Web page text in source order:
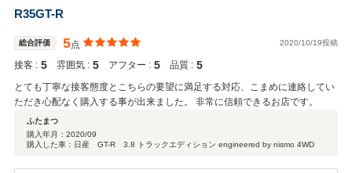
安心いたしました。 お車の使用方法など、不明な点などございました
R35GT-R
総合評価 5点 2020/10/19投稿
接客 : 5 雰囲気 : 5 アフター : 5 品質 : 5
とても丁寧な接客態度とこちらの要望に満足する対応、こまめに連絡してい
ただき心配なく購入する事が出来ました。 非常に信頼できるお店です。
ふたまつ
購入年月： 2020/09
購入した車：日産 GT-R 3.8 トラックエディション engineered by nismo 4WD